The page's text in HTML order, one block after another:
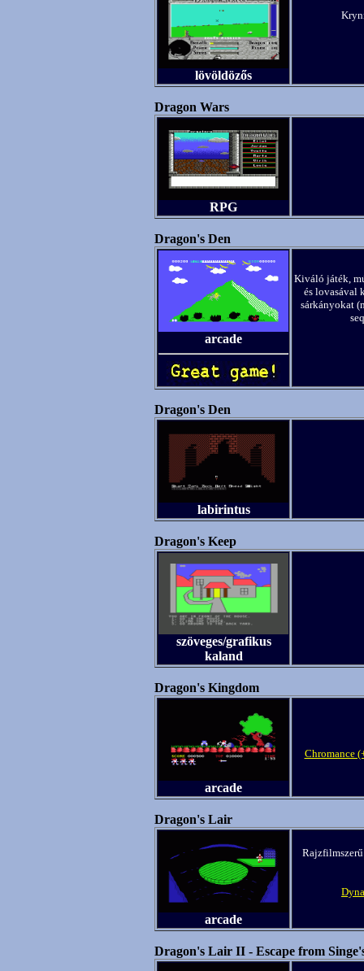
lövöldözős
Dragon Wars
RPG
Dragon's Den
arcade
Kiváló játék,
és lovasával
sárkányokat
Dragon's Den
labirintus
Dragon's Keep
szöveges/grafikus
kaland
Dragon's Kingdom
arcade
Chromance
Dragon's Lair
arcade
Dragon's Lair II - Escape from